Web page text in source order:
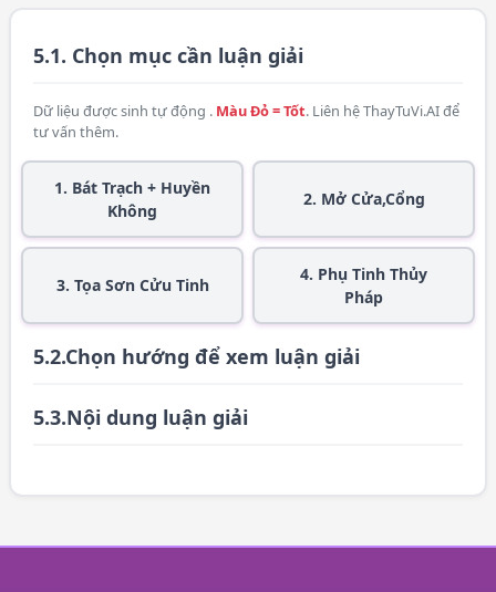
5.1. Chọn mục cần luận giải
Dữ liệu được sinh tự động . Màu Đỏ = Tốt. Liên hệThayTuVi.AIđể
tư vấn thêm.
1. Bát Trạch + Huyền
Không
2. Mở Cửa,Cổng
3. Tọa Sơn Cửu Tinh
4. Phụ Tinh Thủy
Pháp
5.2.Chọn hướng để xem luận giải
5.3.Nội dung luận giải